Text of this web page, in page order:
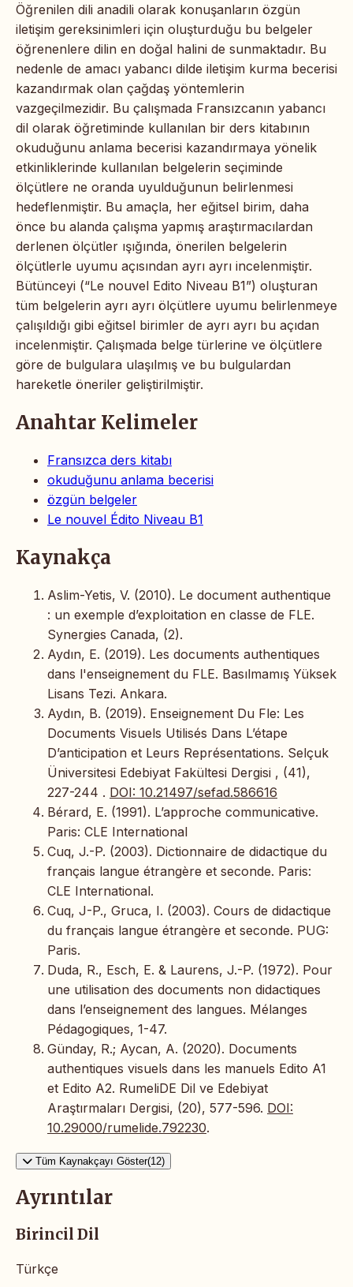
Öğrenilen dili anadili olarak konuşanların özgün
iletişim gereksinimleri için oluşturduğu bu belgeler
öğrenenlere dilin en doğal halini de sunmaktadır. Bu
nedenle de amacı yabancı dilde iletişim kurma becerisi
kazandırmak olan çağdaş yöntemlerin
vazgeçilmezidir. Bu çalışmada Fransızcanın yabancı
dil olarak öğretiminde kullanılan bir ders kitabının
okuduğunu anlama becerisi kazandırmaya yönelik
etkinliklerinde kullanılan belgelerin seçiminde
ölçütlere ne oranda uyulduğunun belirlenmesi
hedeflenmiştir. Bu amaçla, her eğitsel birim, daha
önce bu alanda çalışma yapmış araştırmacılardan
derlenen ölçütler ışığında, önerilen belgelerin
ölçütlerle uyumu açısından ayrı ayrı incelenmiştir.
Bütünceyi (“Le nouvel Edito Niveau B1”) oluşturan
tüm belgelerin ayrı ayrı ölçütlere uyumu belirlenmeye
çalışıldığı gibi eğitsel birimler de ayrı ayrı bu açıdan
incelenmiştir. Çalışmada belge türlerine ve ölçütlere
göre de bulgulara ulaşılmış ve bu bulgulardan
hareketle öneriler geliştirilmiştir.
Anahtar Kelimeler
Fransızca ders kitabı
okuduğunu anlama becerisi
özgün belgeler
Le nouvel Édito Niveau B1
Kaynakça
Aslim-Yetis, V. (2010). Le document authentique
: un exemple d’exploitation en classe de FLE.
Synergies Canada, (2).
Aydın, E. (2019). Les documents authentiques
dans l'enseignement du FLE. Basılmamış Yüksek
Lisans Tezi. Ankara.
Aydın, B. (2019). Enseignement Du Fle: Les
Documents Visuels Utilisés Dans L’étape
D’anticipation et Leurs Représentations. Selçuk
Üniversitesi Edebiyat Fakültesi Dergisi , (41),
227-244 . DOI: 10.21497/sefad.586616
Bérard, E. (1991). L’approche communicative.
Paris: CLE International
Cuq, J.-P. (2003). Dictionnaire de didactique du
français langue étrangère et seconde. Paris:
CLE International.
Cuq, J-P., Gruca, I. (2003). Cours de didactique
du français langue étrangère et seconde. PUG:
Paris.
Duda, R., Esch, E. & Laurens, J.-P. (1972). Pour
une utilisation des documents non didactiques
dans l’enseignement des langues. Mélanges
Pédagogiques, 1-47.
Günday, R.; Aycan, A. (2020). Documents
authentiques visuels dans les manuels Edito A1
et Edito A2. RumeliDE Dil ve Edebiyat
Araştırmaları Dergisi, (20), 577-596. DOI:
10.29000/rumelide.792230.
Tüm Kaynakçayı Göster(12)
Ayrıntılar
Birincil Dil
Türkçe